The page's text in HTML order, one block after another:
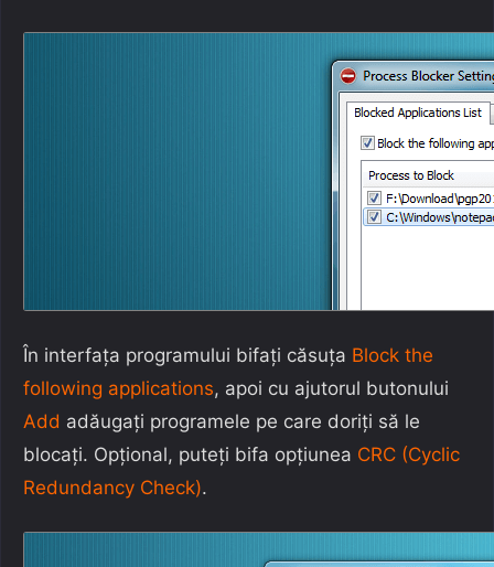
În interfața programului bifați căsuța Block the
following applications, apoi cu ajutorul butonului
Add adăugați programele pe care doriți să le
blocați. Opțional, puteți bifa opțiunea CRC (Cyclic
Redundancy Check).